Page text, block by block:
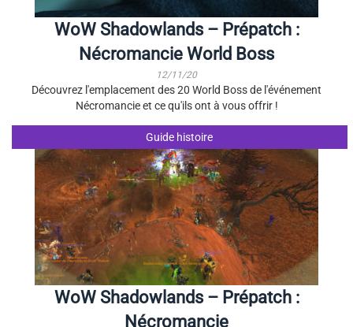
WoW Shadowlands – Prépatch :
Nécromancie World Boss
12/11/20
Découvrez l'emplacement des 20 World Boss de l'événement
Nécromancie et ce qu'ils ont à vous offrir !
Guide histoire
WoW Shadowlands – Prépatch :
Nécromancie